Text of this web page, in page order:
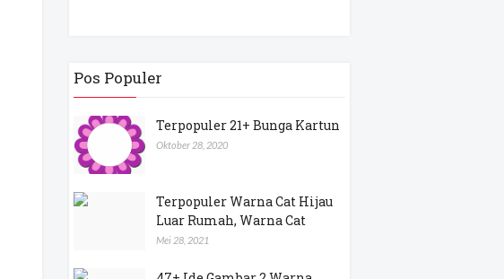
Pos Populer
Terpopuler 21+ Bunga Kartun
Oktober 28, 2020
Terpopuler Warna Cat Hijau
Luar Rumah, Warna Cat
Mei 28, 2021